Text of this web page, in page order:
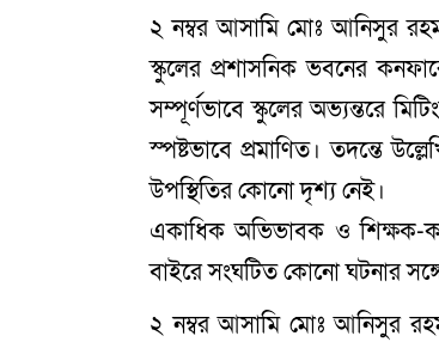
২ নম্বর আসামি মোঃ আনিসুর
স্কুলের প্রশাসনিক ভবনের
সম্পূর্ণভাবে স্কুলের অভ্যন্তরে
স্পষ্টভাবে প্রমাণিত। তদন্তে
উপস্থিতির কোনো দৃশ্য নেই।
একাধিক অভিভাবক ও শিক্ষক-
বাইরে সংঘটিত কোনো ঘটনার
২ নম্বর আসামি মোঃ আনিসুর